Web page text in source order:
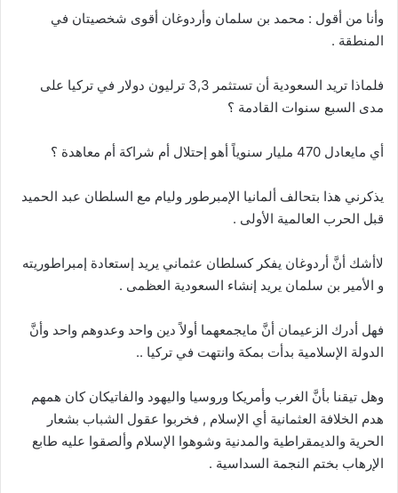
وأنا من أقول : محمد بن سلمان وأردوغان أقوى شخصيتان في
المنطقة .
فلماذا تريد السعودية أن تستثمر 3,3 ترليون دولار في تركيا على
مدى السبع سنوات القادمة ؟
أي مايعادل 470 مليار سنوياً أهو إحتلال أم شراكة أم معاهدة ؟
يذكرني هذا بتحالف ألمانيا الإمبرطور وليام مع السلطان عبد الحميد
قبل الحرب العالمية الأولى .
لاأشك أنَّ أردوغان يفكر كسلطان عثماني يريد إستعادة إمبراطوريته
و الأمير بن سلمان يريد إنشاء السعودية العظمى .
فهل أدرك الزعيمان أنَّ مايجمعهما أولاً دين واحد وعدوهم واحد وأنَّ
الدولة الإسلامية بدأت بمكة وانتهت في تركيا ..
وهل تيقنا بأنَّ الغرب وأمريكا وروسيا واليهود والفاتيكان كان همهم
هدم الخلافة العثمانية أي الإسلام , فخربوا عقول الشباب بشعار
الحرية والديمقراطية والمدنية وشوهوا الإسلام وألصقوا عليه طابع
الإرهاب بختم النجمة السداسية .